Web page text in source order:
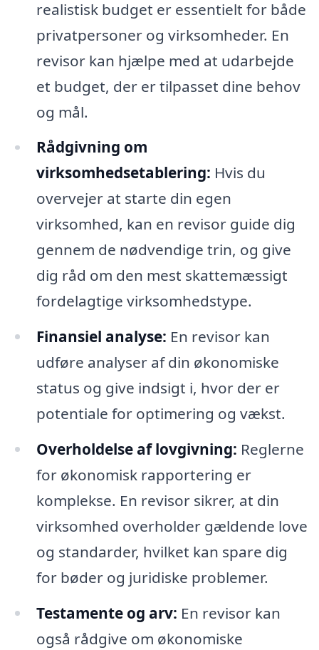
realistisk budget er essentielt for både
privatpersoner og virksomheder. En
revisor kan hjælpe med at udarbejde
et budget, der er tilpasset dine behov
og mål.
Rådgivning om
virksomhedsetablering: Hvis du
overvejer at starte din egen
virksomhed, kan en revisor guide dig
gennem de nødvendige trin, og give
dig råd om den mest skattemæssigt
fordelagtige virksomhedstype.
Finansiel analyse: En revisor kan
udføre analyser af din økonomiske
status og give indsigt i, hvor der er
potentiale for optimering og vækst.
Overholdelse af lovgivning: Reglerne
for økonomisk rapportering er
komplekse. En revisor sikrer, at din
virksomhed overholder gældende love
og standarder, hvilket kan spare dig
for bøder og juridiske problemer.
Testamente og arv: En revisor kan
også rådgive om økonomiske